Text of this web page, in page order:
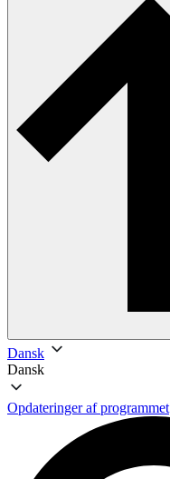
Dansk
Dansk
Opdateringer af programmet